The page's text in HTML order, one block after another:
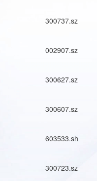
300737.sz
002907.sz
300627.sz
300607.sz
603533.sh
300723.sz